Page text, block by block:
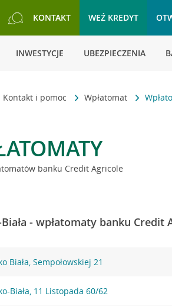
KONTAKT WEŹ KREDYT
INWESTYCJE UBEZPIECZENIA
Kontakt i pomoc Wpłatomat
banku Credit Agricole
- wpłatomaty banku Credit
Biała, Sempołowskiej 21
Biała, 11 Listopada 60/62